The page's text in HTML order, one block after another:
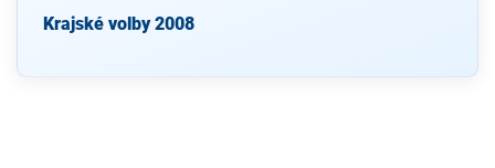
Krajské volby 2008